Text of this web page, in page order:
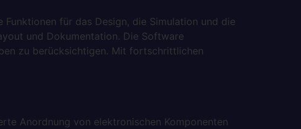
für das Design, die Simulation und die
und Dokumentation. Die Software
zu berücksichtigen. Mit fortschrittlichen
Anordnung von elektronischen Komponenten